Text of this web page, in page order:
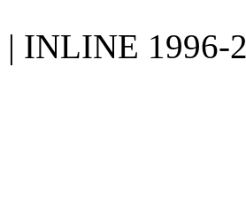
| INLINE 1996-